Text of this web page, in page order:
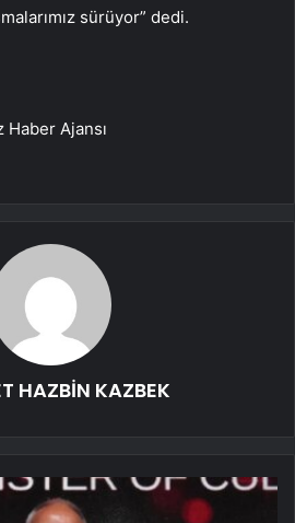
sürüyor” dedi.
Haber Ajansı
HAZBİN KAZBEK